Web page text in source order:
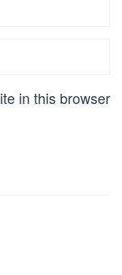
in this browser